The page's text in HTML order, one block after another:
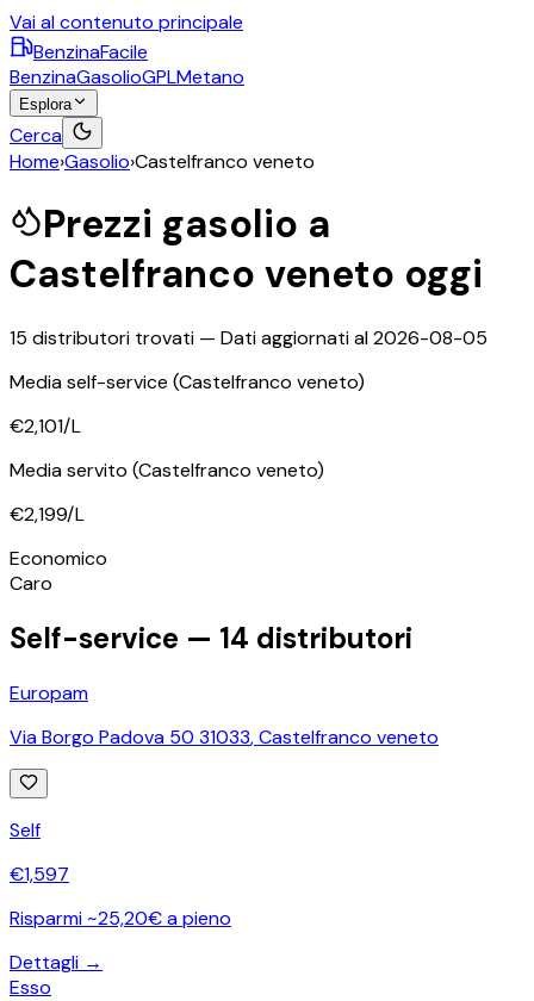
Vai al contenuto principale
BenzinaFacile
BenzinaGasolioGPLMetano
Esplora
Cerca
Home›Gasolio›Castelfranco veneto
Prezzi gasolio a
Castelfranco veneto oggi
15 distributori trovati — Dati aggiornati al2026-08-05
Media self-service (Castelfranco veneto)
€2,101/L
Media servito (Castelfranco veneto)
€2,199/L
Economico
Caro
Self-service — 14 distributori
Europam
Via Borgo Padova 50 31033,Castelfranco veneto
Self
€1,597
Risparmi ~25,20€ a pieno
Dettagli →
Esso